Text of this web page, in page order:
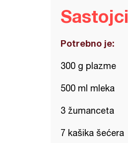
Sastojci
Potrebno je:
300 g plazme
500 ml mleka
3 žumanceta
7 kašika šećera